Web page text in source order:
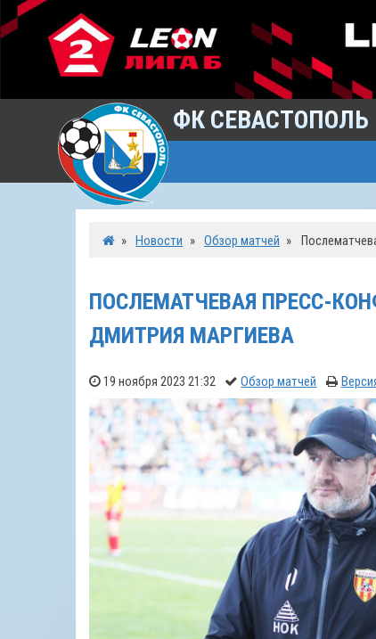
ФК СЕВАСТОПОЛЬ
» Новости » Обзор матчей »
ПОСЛЕМАТЧЕВАЯ ПРЕСС-
ДМИТРИЯ МАРГИЕВА
19 ноября 2023 21:32 Обзор матчей